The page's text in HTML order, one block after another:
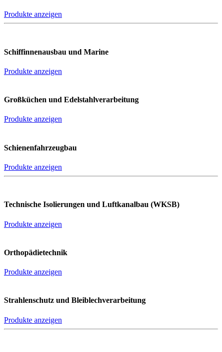
Produkte anzeigen
Schiffinnenausbau und Marine
Produkte anzeigen
Großküchen und Edelstahlverarbeitung
Produkte anzeigen
Schienenfahrzeugbau
Produkte anzeigen
Technische Isolierungen und Luftkanalbau (WKSB)
Produkte anzeigen
Orthopädietechnik
Produkte anzeigen
Strahlenschutz und Bleiblechverarbeitung
Produkte anzeigen